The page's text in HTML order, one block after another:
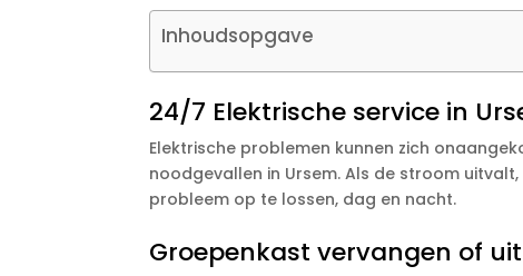
Inhoudsopgave
24/7 Elektrische service in
Elektrische problemen kunnen zich
noodgevallen in Ursem. Als de stroom
probleem op te lossen, dag en nacht.
Groepenkast vervangen of